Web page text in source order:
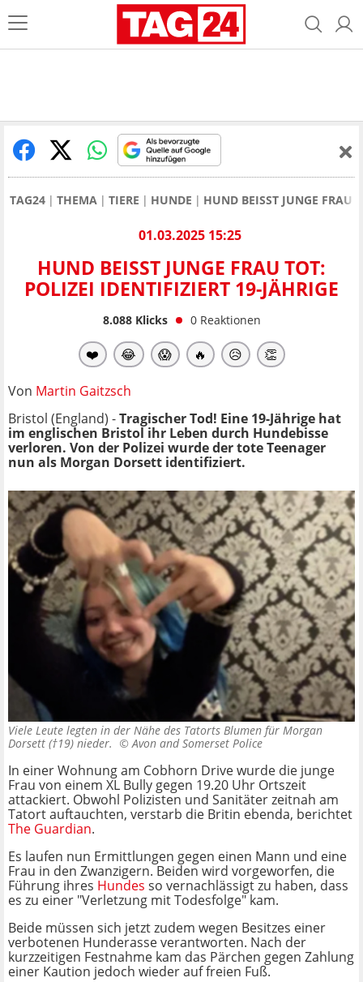
TAG24 THEMA TIERE HUNDE HUND BEISST JUNGE FRAU
01.03.2025 15:25
HUND BEISST JUNGE FRAU TOT: P
OLIZEI IDENTIFIZIERT 19-JÄHRIGE
8.088Klicks 0 Reaktionen
❤️ 😂 😱 🔥 😥 👏
Von Martin Gaitzsch
Bristol (England) -Tragischer Tod! Eine 19-Jährige hat
im englischen Bristol ihr Leben durch Hundebisse
verloren. Von der Polizei wurde der tote Teenager
nun als Morgan Dorsett identifiziert.
Viele Leute legten in der Nähe des Tatorts Blumen für Morgan
Dorsett (†19) nieder. ©Avon and Somerset Police
In einer Wohnung am Cobhorn Drive wurde die junge
Frau von einem XL Bully gegen 19.20 Uhr Ortszeit
attackiert. Obwohl Polizisten und Sanitäter zeitnah am
Tatort auftauchten, verstarb die Britin ebenda, berichtet
The Guardian.
Es laufen nun Ermittlungen gegen einen Mann und eine
Frau in den Zwanzigern. Beiden wird vorgeworfen, die
Führung ihres Hundes so vernachlässigt zu haben, dass
es zu einer "Verletzung mit Todesfolge" kam.
Beide müssen sich jetzt zudem wegen Besitzes einer
verbotenen Hunderasse verantworten. Nach der
kurzzeitigen Festnahme kam das Pärchen gegen Zahlung
einer Kaution jedoch wieder auf freien Fuß.